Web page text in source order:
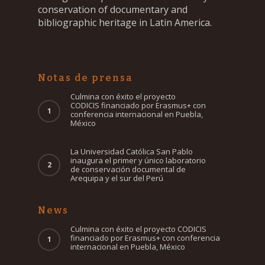
conservation of documentary and
bibliographic heritage in Latin America.
Notas de prensa
Culmina con éxito el proyecto
CODICIS financiado por Erasmus+ con
conferencia internacional en Puebla,
México
La Universidad Católica San Pablo
inaugura el primer y único laboratorio
de conservación documental de
Arequipa y el sur del Perú
News
Culmina con éxito el proyecto CODICIS
financiado por Erasmus+ con conferencia
internacional en Puebla, México